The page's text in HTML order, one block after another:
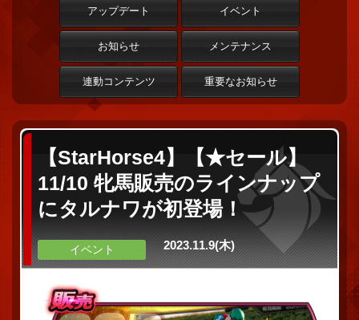
アップデート イベント
お知らせ メンテナンス
連動コンテンツ 重要なお知らせ
【StarHorse4】【★セール】
11/10 牝馬販売のラインナップ
にタルナワが初登場！
イベント 2023.11.9(木)